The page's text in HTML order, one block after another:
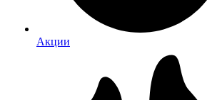
Акции